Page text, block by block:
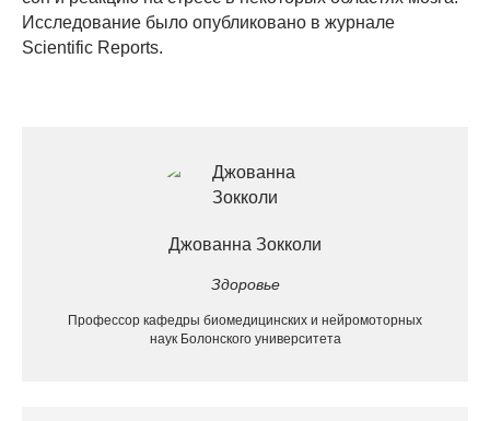
Исследование было опубликовано в журнале
Scientific Reports.
Джованна Зокколи
Здоровье
Профессор кафедры биомедицинских и нейромоторных
наук Болонского университета